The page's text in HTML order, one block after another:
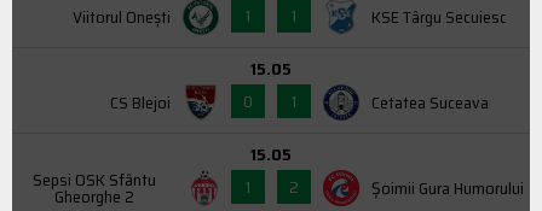
Viitorul Onești
1
1 KSE Târgu Secuiesc
CS Blejoi
15.05
0
1 Cetatea Suceava
Sepsi OSK Sfântu
Gheorghe 2
15.05
1
2 Şoimii Gura Humorului